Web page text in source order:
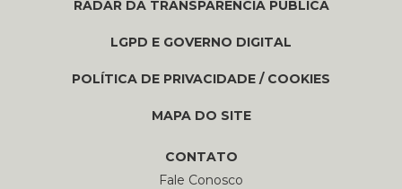
RADAR DA TRANSPARÊNCIA PÚBLICA
LGPD E GOVERNO DIGITAL
POLÍTICA DE PRIVACIDADE / COOKIES
MAPA DO SITE
CONTATO
Fale Conosco